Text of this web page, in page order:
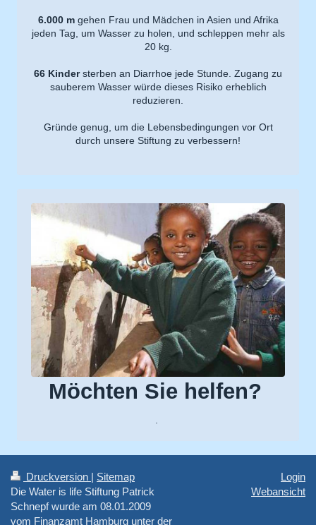
6.000 mgehen Frau und Mädchen in Asien und Afrika
jeden Tag, um Wasser zu holen, und schleppen mehr als
20 kg.
66 Kindersterben an Diarrhoe jede Stunde. Zugang zu
sauberem Wasser würde dieses Risiko erheblich
reduzieren.
Gründe genug, um die Lebensbedingungen vor Ort
durch unsere Stiftung zu verbessern!
Möchten Sie helfen?
Druckversion | Sitemap
Die Water is life Stiftung Patrick
Schnepf wurde am 08.01.2009
vom Finanzamt Hamburg unter der
Login
Webansicht